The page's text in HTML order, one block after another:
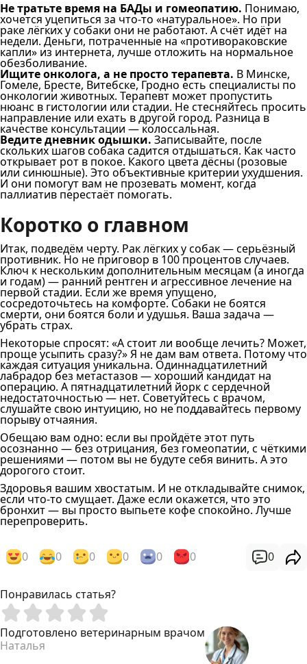
Не тратьте время на БАДы и гомеопатию. Понимаю,
хочется уцепиться за что-то «натуральное». Но при
раке лёгких у собаки они не работают. А счёт идёт на
недели. Деньги, потраченные на «противораковские
капли» из интернета, лучше отложить на нормальное
обезболивание.
Ищите онколога, а не просто терапевта. В Минске,
Гомеле, Бресте, Витебске, Гродно есть специалисты по
онкологии животных. Терапевт может пропустить
нюанс в гистологии или стадии. Не стесняйтесь просить
направление или ехать в другой город. Разница в
качестве консультации — колоссальная.
Ведите дневник одышки. Записывайте, после
скольких шагов собака садится отдышаться. Как часто
открывает рот в покое. Какого цвета дёсны (розовые
или синюшные). Это объективные критерии ухудшения.
И они помогут вам не прозевать момент, когда
паллиатив перестаёт помогать.
Коротко о главном
Итак, подведём черту. Рак лёгких у собак — серьёзный
противник. Но не приговор в 100 процентов случаев.
Ключ к нескольким дополнительным месяцам (а иногда
и годам) — ранний рентген и агрессивное лечение на
первой стадии. Если же время упущено,
сосредоточьтесь на комфорте. Собаки не боятся
смерти, они боятся боли и удушья. Ваша задача —
убрать страх.
Некоторые спросят: «А стоит ли вообще лечить? Может,
проще усыпить сразу?» Я не дам вам ответа. Потому что
каждая ситуация уникальна. Одиннадцатилетний
лабрадор без метастазов — хороший кандидат на
операцию. А пятнадцатилетний йорк с сердечной
недостаточностью — нет. Советуйтесь с врачом,
слушайте свою интуицию, но не поддавайтесь первому
порыву отчаяния.
Обещаю вам одно: если вы пройдёте этот путь
осознанно — без отрицания, без гомеопатии, с чёткими
решениями — потом вы не будуте себя винить. А это
дорогого стоит.
Здоровья вашим хвостатым. И не откладывайте снимок,
если что-то смущает. Даже если окажется, что это
бронхит — вы просто выпьете кофе спокойно. Лучше
перепроверить.
0 0 0 0 0 0 0
Понравилась статья?
Подготовлено ветеринарным врачом
Наталья